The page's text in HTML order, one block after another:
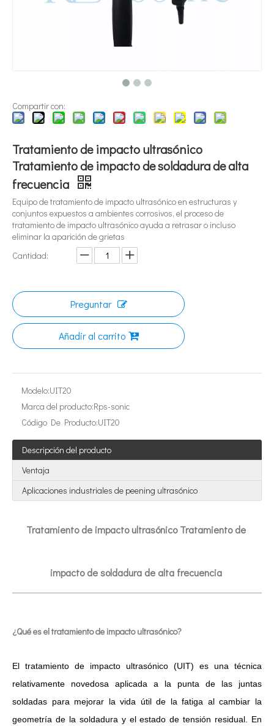
Actualmente, la investigación sobre la extracción de antioxidantes y
Compartir con:
Tratamiento de impacto ultrasónico
Tratamiento de impacto de soldadura de alta
frecuencia
Equipo de tratamiento de impacto ultrasónico en estructuras y
conjuntos expuestos a ambientes corrosivos, el proceso de
tratamiento de impacto ultrasónico ayuda a retrasar o incluso
eliminar la aparición de grietas
Cantidad:
Preguntar
Añadir al carrito
Modelo:UIT20
Marca del producto:Rps-sonic
Código De Producto:UIT20
Descripción del producto
Ventaja
Aplicaciones industriales de peening ultrasónico
Tratamiento de impacto ultrasónico Tratamiento de
impacto de soldadura de alta frecuencia
¿Qué es el tratamiento de impacto ultrasónico?
El tratamiento de impacto ultrasónico (UIT) es una técnica
relativamente novedosa aplicada a la punta de las juntas
soldadas para mejorar la vida útil de la fatiga al cambiar la
geometría de la soldadura y el estado de tensión residual. En